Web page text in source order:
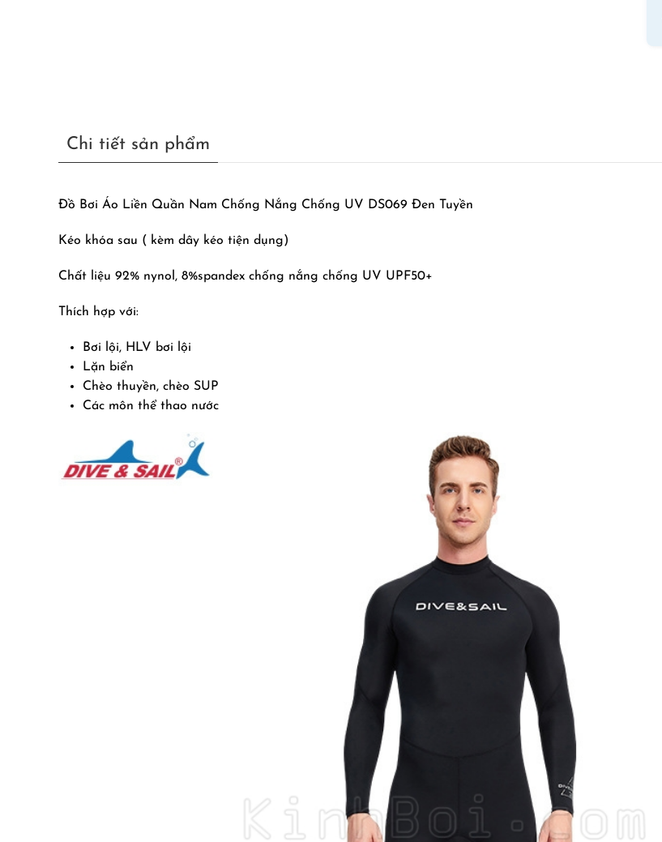
Chi tiết sản phẩm
Đồ Bơi Áo Liền Quần Nam Chống Nắng Chống UV DS069 Đen Tuyền
Kéo khóa sau ( kèm dây kéo tiện dụng)
Chất liệu 92% nynol, 8%spandex chống nắng chống UV UPF50+
Thích hợp với:
Bơi lội, HLV bơi lội
Lặn biển
Chèo thuyền, chèo SUP
Các môn thể thao nước